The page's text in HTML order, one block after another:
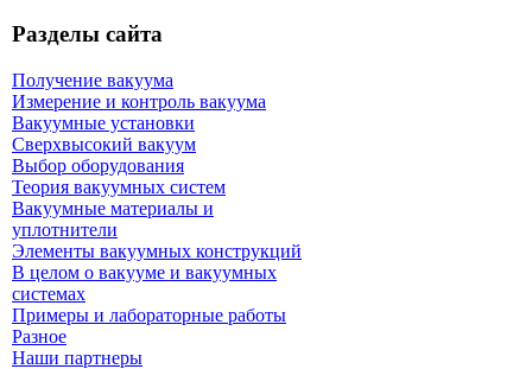
Разделы сайта
Получение вакуума
Измерение и контроль вакуума
Вакуумные установки
Сверхвысокий вакуум
Выбор оборудования
Теория вакуумных систем
Вакуумные материалы и
уплотнители
Элементы вакуумных конструкций
В целом о вакууме и вакуумных
системах
Примеры и лабораторные работы
Разное
Наши партнеры